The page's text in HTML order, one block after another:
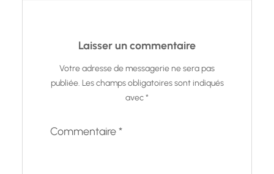
Laisser un commentaire
Votre adresse de messagerie ne sera pas
publiée. Les champs obligatoires sont indiqués
avec*
Commentaire*